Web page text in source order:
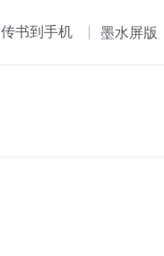
传书到手机 墨水屏版